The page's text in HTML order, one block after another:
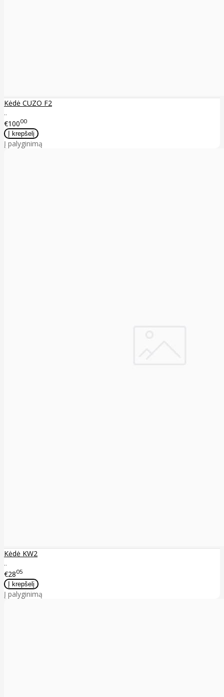
Kėdė CUZO F2
..
€10000
Į palyginimą
Kėdė KW2
..
€2805
Į palyginimą